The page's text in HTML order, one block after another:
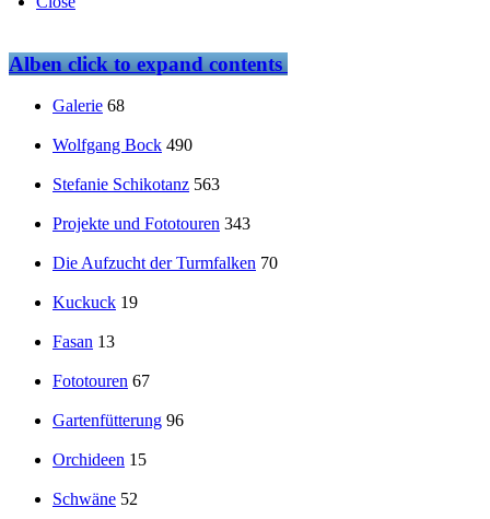
Albenclick to expand contents
Galerie 68
Wolfgang Bock 490
Stefanie Schikotanz 563
Projekte und Fototouren 343
Die Aufzucht der Turmfalken 70
Kuckuck 19
Fasan 13
Fototouren 67
Gartenfütterung 96
Orchideen 15
Schwäne 52